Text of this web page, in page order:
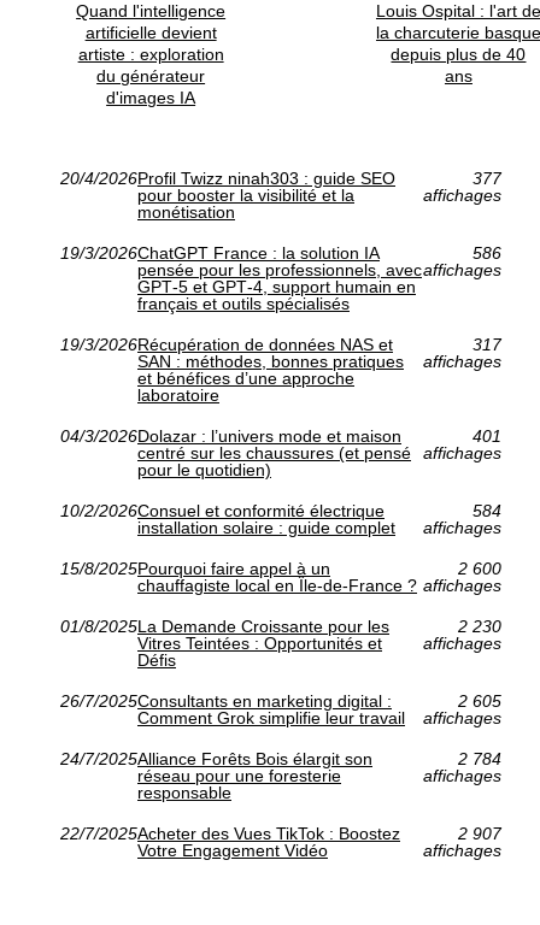
Quand l'intelligence
artificielle devient
artiste : exploration
du générateur
d'images IA
Louis Ospital : l'art de
la charcuterie basque
depuis plus de 40
ans
20/4/2026Profil Twizz ninah303 : guide SEO
pour booster la visibilité et la
monétisation
377
affichages
19/3/2026ChatGPT France : la solution IA
pensée pour les professionnels, avec
GPT‑5 et GPT‑4, support humain en
français et outils spécialisés
586
affichages
19/3/2026Récupération de données NAS et
SAN : méthodes, bonnes pratiques
et bénéfices d’une approche
laboratoire
317
affichages
04/3/2026Dolazar : l’univers mode et maison
centré sur les chaussures (et pensé
pour le quotidien)
401
affichages
10/2/2026Consuel et conformité électrique
installation solaire : guide complet
584
affichages
15/8/2025Pourquoi faire appel à un
chauffagiste local en Île-de-France ?
2 600
affichages
01/8/2025La Demande Croissante pour les
Vitres Teintées : Opportunités et
Défis
2 230
affichages
26/7/2025Consultants en marketing digital :
Comment Grok simplifie leur travail
2 605
affichages
24/7/2025Alliance Forêts Bois élargit son
réseau pour une foresterie
responsable
2 784
affichages
22/7/2025Acheter des Vues TikTok : Boostez
Votre Engagement Vidéo
2 907
affichages